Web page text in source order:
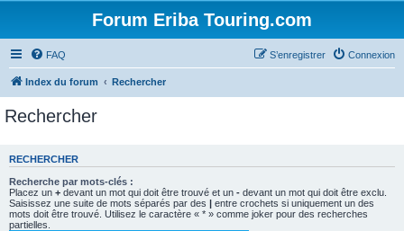
Forum Eriba Touring.com
FAQ Connexion
S’enregistrer
Index du forum Rechercher
Rechercher
RECHERCHER
Recherche par mots-clés :
Placez un + devant un mot qui doit être trouvé et un - devant un mot qui doit être exclu.
Saisissez une suite de mots séparés par des | entre crochets si uniquement un des
mots doit être trouvé. Utilisez le caractère « * » comme joker pour des recherches
partielles.